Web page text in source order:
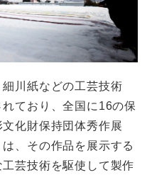
川紙などの工芸技術
ており、全国に16の保
化財保持団体秀作展
、その作品を展示する
芸技術を駆使して製作